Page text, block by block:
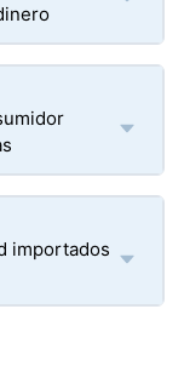
importados